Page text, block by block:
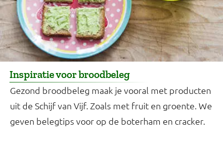
Inspiratie voor broodbeleg
Gezond broodbeleg maak je vooral met producten
uit de Schijf van Vijf. Zoals met fruit en groente. We
geven belegtips voor op de boterham en cracker.